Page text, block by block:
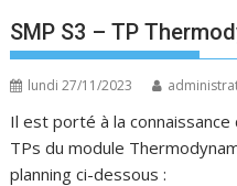
SMP S3 – TP
lundi 27/11/2023
Il est porté à la
TPs du module
planning ci-dessous :